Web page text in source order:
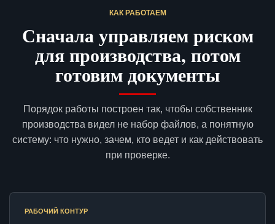
КАК РАБОТАЕМ
Сначала управляем риском
для производства, потом
готовим документы
Порядок работы построен так, чтобы собственник
производства видел не набор файлов, а понятную
систему: что нужно, зачем, кто ведет и как действовать
при проверке.
РАБОЧИЙ КОНТУР